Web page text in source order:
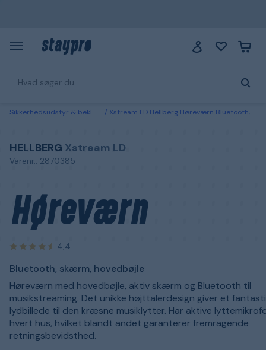
Sikkerhedsudstyr & beklædning Xstream LD Hellberg Høreværn Bluetooth, skærm, hovedbøjle
HELLBERG Xstream LD
Varenr.: 2870385
Høreværn
4,4
Bluetooth, skærm, hovedbøjle
Høreværn med hovedbøjle, aktiv skærm og Bluetooth til
musikstreaming. Det unikke højttalerdesign giver et
lydbillede til den kræsne musiklytter. Har aktive
hvert hus, hvilket blandt andet garanterer fremragende
retningsbevidsthed.